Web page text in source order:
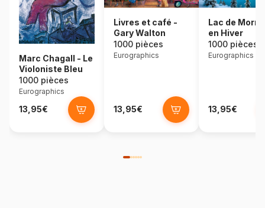
Marc Chagall - Le
Violoniste Bleu
1000 pièces
Eurographics
13,95€
Livres et café -
Gary Walton
1000 pièces
Eurographics
13,95€
Lac de
en Hiver
1000 pièces
Eurographics
13,95€